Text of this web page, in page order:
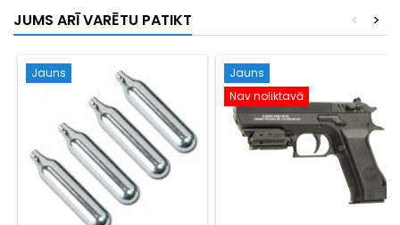
rindu magazīns, ~300 FPS.
Pistole, kas iedvesmoja Hana
kari". 296 mm, 940 g.
JUMS ARĪ VARĒTU PATIKT >
<
Jauns
Jauns
Nav noliktavā